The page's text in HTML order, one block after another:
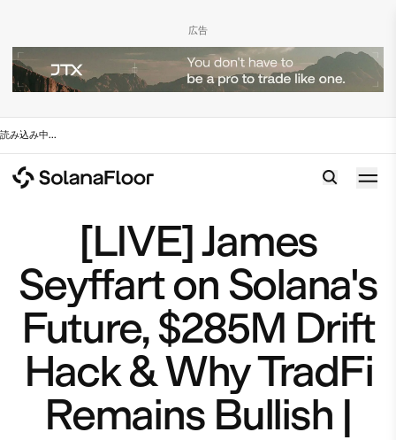
広告
読み込み中...
[LIVE] James
Seyffart on Solana's
Future, $285M Drift
Hack & Why TradFi
Remains Bullish |